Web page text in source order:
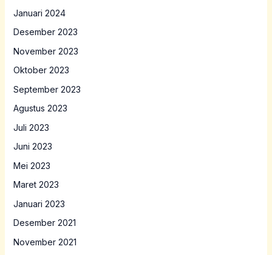
Januari 2024
Desember 2023
November 2023
Oktober 2023
September 2023
Agustus 2023
Juli 2023
Juni 2023
Mei 2023
Maret 2023
Januari 2023
Desember 2021
November 2021